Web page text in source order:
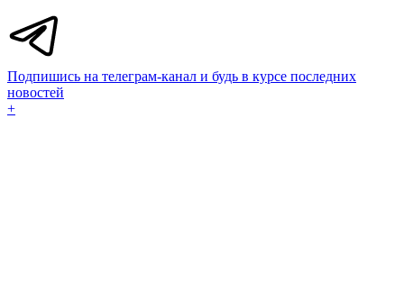
Подпишись на телеграм-канал и будь в курсе последних
новостей
+